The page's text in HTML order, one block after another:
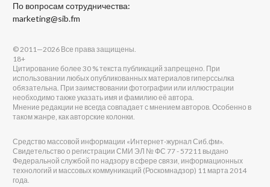
По вопросам сотрудничества:
marketing@sib.fm
© 2011—2026 Все права защищены.
18+
Цитирование более 30 % текста публикаций запрещено. При
использовании любых опубликованных материалов гиперссылка
обязательна. При заимствовании фотографии или иллюстрации
необходимо также указать имя и фамилию её автора.
Мнение редакции не всегда совпадает с мнением авторов. Особенно в
таком жанре, как авторские колонки.
Средство массовой информации «Интернет-журнал Сиб.фм».
Свидетельство о регистрации СМИ ЭЛ № ФС 77 - 57211 выдано
Федеральной службой по надзору в сфере связи, информационных
технологий и массовых коммуникаций (Роскомнадзор) 11 марта 2014
года.